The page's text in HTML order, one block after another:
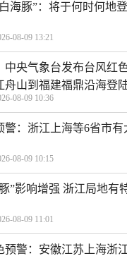
海豚”：将于何时何地
08-09 13:21
中央气象台发布台风红
舟山到福建福鼎沿海登
08-09 10:36
警：浙江上海等6省市
08-09 10:15
”影响增强 浙江局地有
08-09 11:01
预警：安徽江苏上海浙